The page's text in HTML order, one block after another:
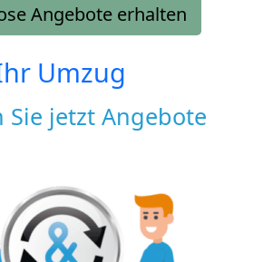
Angebote erhalten
Umzug
Sie jetzt Angebote